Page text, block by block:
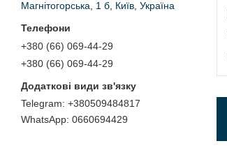
Магнітогорська, 1 б, Київ, Україна
+380 (66) 069-44-29
+380 (66) 069-44-29
+380509484817
0660694429